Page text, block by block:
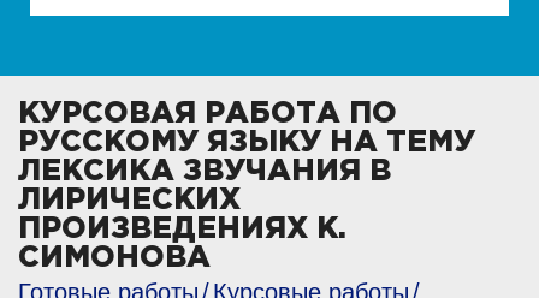
КУРСОВАЯ РАБОТА ПО
РУССКОМУ ЯЗЫКУ НА ТЕМУ
ЛЕКСИКА ЗВУЧАНИЯ В
ЛИРИЧЕСКИХ
ПРОИЗВЕДЕНИЯХ К.
СИМОНОВА
Готовые работы
Курсовые работы